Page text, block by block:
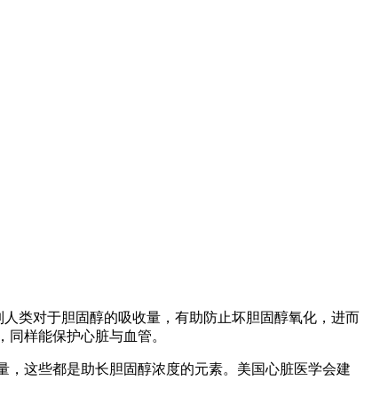
类对于胆固醇的吸收量，有助防止坏胆固醇氧化，进而
样能保护心脏与血管。
这些都是助长胆固醇浓度的元素。美国心脏医学会建